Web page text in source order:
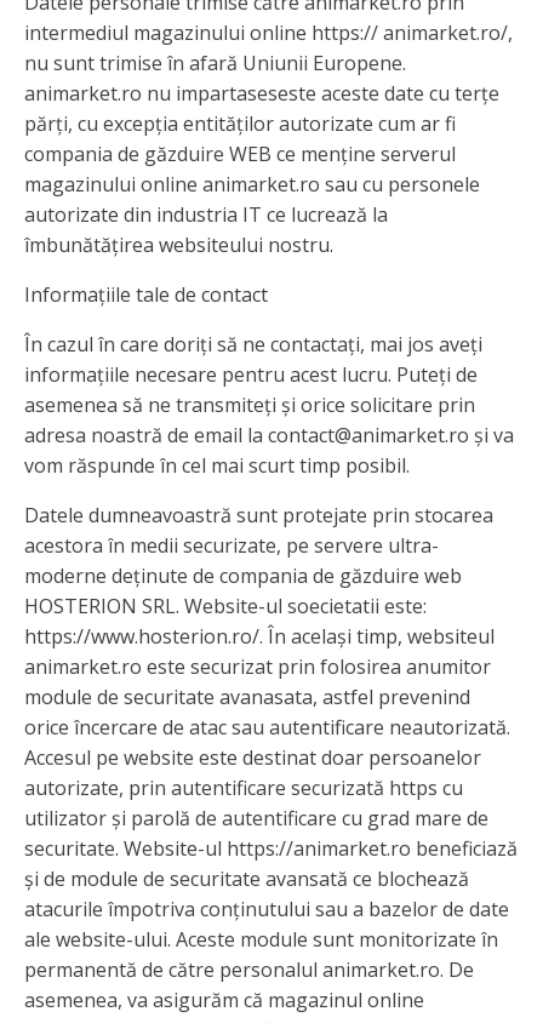
intermediul magazinului online https:// animarket.ro/,
nu sunt trimise în afară Uniunii Europene.
animarket.ro nu impartaseseste aceste date cu terțe
părți, cu excepția entităților autorizate cum ar fi
compania de găzduire WEB ce menține serverul
magazinului online animarket.ro sau cu personele
autorizate din industria IT ce lucrează la
îmbunătățirea websiteului nostru.
Informațiile tale de contact
În cazul în care doriți să ne contactați, mai jos aveți
informațiile necesare pentru acest lucru. Puteți de
asemenea să ne transmiteți și orice solicitare prin
adresa noastră de email la contact@animarket.ro și va
vom răspunde în cel mai scurt timp posibil.
Datele dumneavoastră sunt protejate prin stocarea
acestora în medii securizate, pe servere ultra-
moderne deținute de compania de găzduire web
HOSTERION SRL. Website-ul soecietatii este:
https://www.hosterion.ro/. În același timp, websiteul
animarket.ro este securizat prin folosirea anumitor
module de securitate avanasata, astfel prevenind
orice încercare de atac sau autentificare neautorizată.
Accesul pe website este destinat doar persoanelor
autorizate, prin autentificare securizată https cu
utilizator și parolă de autentificare cu grad mare de
securitate. Website-ul https://animarket.ro beneficiază
și de module de securitate avansată ce blochează
atacurile împotriva conținutului sau a bazelor de date
ale website-ului. Aceste module sunt monitorizate în
permanentă de către personalul animarket.ro. De
asemenea, va asigurăm că magazinul online